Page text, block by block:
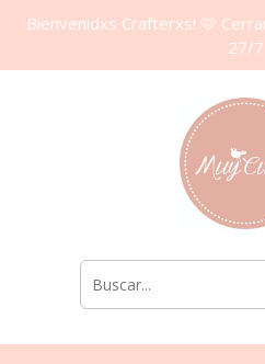
Bienvenidxs Crafterxs! 🩷
27/7